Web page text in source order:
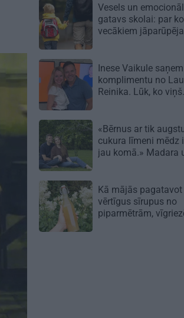
Vesels un
gatavs skolai: par ko
vecākiem
Inese Vaikule
komplimentu no
Reinika. Lūk, ko viņš
«Bērnus ar tik
cukura līmeni mēdz
jau komā.» Madara
Kā mājās pagatavot
vērtīgus sīrupus no
piparmētrām,